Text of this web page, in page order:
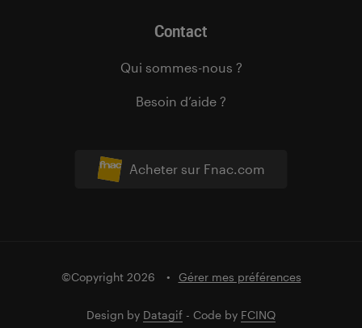
Acheter sur Fnac.com
Contact
Qui sommes-nous ?
Besoin d’aide ?
©Copyright 2026 Gérer mes préférences
Design by Datagif - Code by FCINQ